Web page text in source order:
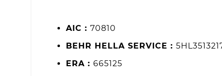
AIC : 70810
BEHR HELLA SERVICE :
ERA : 665125